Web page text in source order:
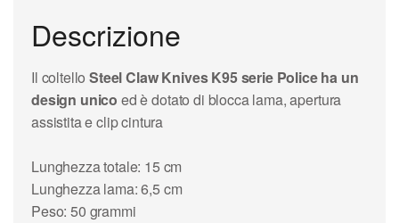
Descrizione
Il coltelloSteel Claw Knives K95 serie Police ha un
design unico ed èdotato di blocca lama, apertura
assistita e clip cintura
Lunghezza totale: 15 cm
Lunghezza lama: 6,5 cm
Peso: 50 grammi